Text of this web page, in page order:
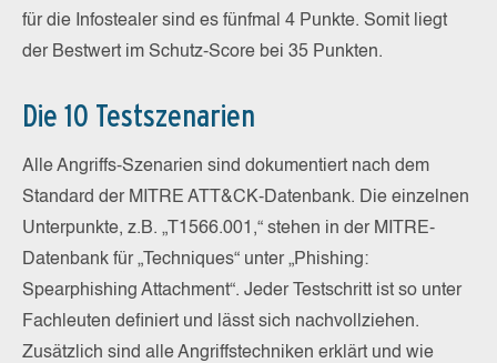
für die Infostealer sind es fünfmal 4 Punkte. Somit liegt
der Bestwert im Schutz-Score bei 35 Punkten.
Die 10 Testszenarien
Alle Angriffs-Szenarien sind dokumentiert nach dem
Standard der MITRE ATT&CK-Datenbank. Die einzelnen
Unterpunkte, z.B. „T1566.001,“ stehen in der MITRE-
Datenbank für „Techniques“ unter „Phishing:
Spearphishing Attachment“. Jeder Testschritt ist so unter
Fachleuten definiert und lässt sich nachvollziehen.
Zusätzlich sind alle Angriffstechniken erklärt und wie